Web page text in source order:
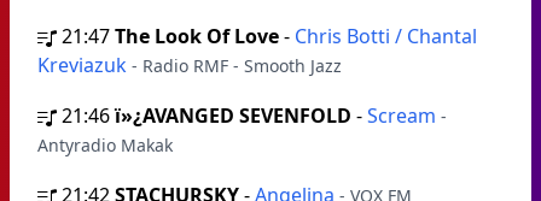
21:47The Look Of Love- Chris Botti / Chantal
Kreviazuk - Radio RMF - Smooth Jazz
21:46ï»¿AVANGED SEVENFOLD -Scream -
Antyradio Makak
21:42STACHURSKY-Angelina - VOX FM